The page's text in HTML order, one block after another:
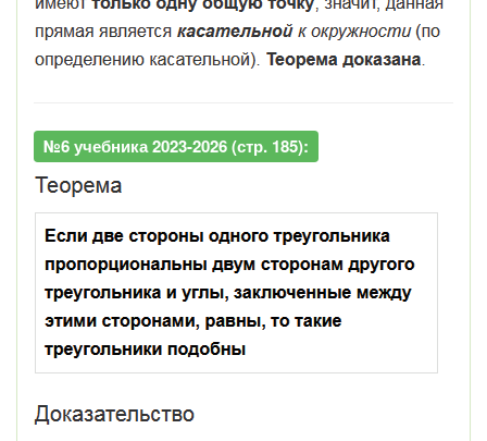
№6 учебника 2023-2026 (стр. 185):